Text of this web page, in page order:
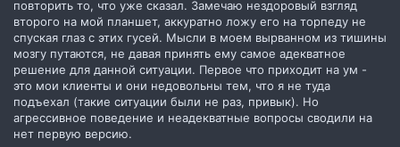
повторить то, что уже сказал. Замечаю нездоровый взгляд
второго на мой планшет, аккуратно ложу его на торпеду не
спуская глаз с этих гусей. Мысли в моем вырванном из тишины
мозгу путаются, не давая принять ему самое адекватное
решение для данной ситуации. Первое что приходит на ум -
это мои клиенты и они недовольны тем, что я не туда
подъехал (такие ситуации были не раз, привык). Но
агрессивное поведение и неадекватные вопросы сводили на
нет первую версию.